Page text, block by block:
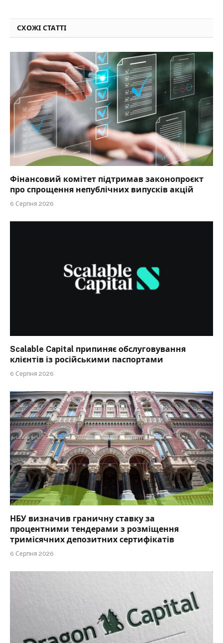
СХОЖІ СТАТТІ
Фінансовий комітет підтримав законопроєкт
про спрощення непублічних випусків акцій
6 Серпня 2026
Scalable Capital припиняє обслуговування
клієнтів із російськими паспортами
6 Серпня 2026
НБУ визначив граничну ставку за
процентними тендерами з розміщення
тримісячних депозитних сертифікатів
6 Серпня 2026